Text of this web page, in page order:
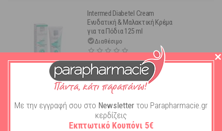
Intermed Diabetel Cream
Ενυδατική & Μαλακτική Κρέμα
για τα Πόδια 125 ml
Διαθέσιμο
16,48€
ΣΤΟ ΚΑΛΑΘΙ
Gehwol Fusskraft Leg Vitality
Αναζωογονητική Κρέμα
Με την εγγραφή σου στο Newsletter του Parapharmacie.gr
κερδίζεις
Εκπτωτικό Κουπόνι 5€